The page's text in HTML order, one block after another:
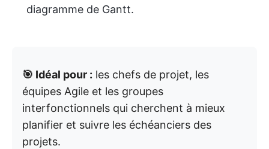
diagramme de Gantt.
🎯 Idéal pour : les chefs de projet, les
équipes Agile et les groupes
interfonctionnels qui cherchent à mieux
planifier et suivre les échéanciers des
projets.